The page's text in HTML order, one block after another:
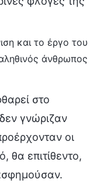
και το έργο του
άνθρωπος
στο
γνώριζαν
οι
θα επιτίθεντο,